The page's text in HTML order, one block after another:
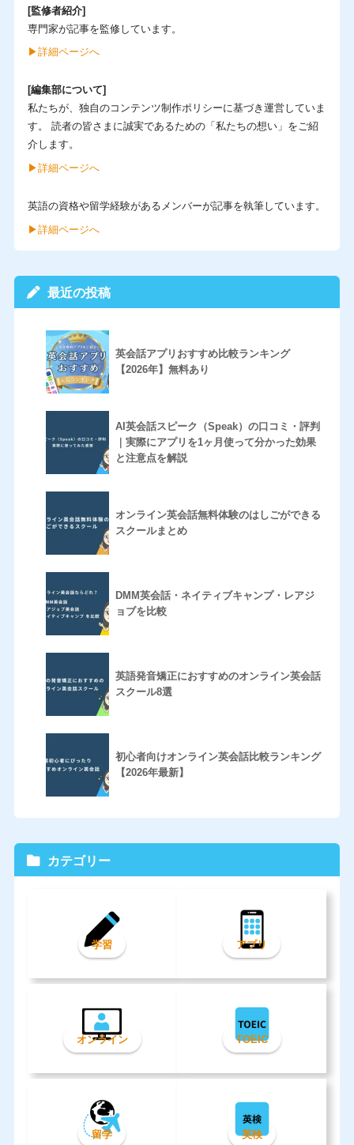
[監修者紹介]
専門家が記事を監修しています。
▶︎詳細ページへ
[編集部について]
私たちが、独自のコンテンツ制作ポリシーに基づき運営していま
す。 読者の皆さまに誠実であるための「私たちの想い」をご紹
介します。
▶︎詳細ページへ
英語の資格や留学経験があるメンバーが記事を執筆しています。
▶︎詳細ページへ
最近の投稿
英会話アプリおすすめ比較ランキング
【2026年】無料あり
AI英会話スピーク（Speak）の口コミ・評判
｜実際にアプリを1ヶ月使って分かった効果
と注意点を解説
オンライン英会話無料体験のはしごができる
スクールまとめ
DMM英会話・ネイティブキャンプ・レアジ
ョブを比較
英語発音矯正におすすめのオンライン英会話
スクール8選
初心者向けオンライン英会話比較ランキング
【2026年最新】
カテゴリー
学習 アプリ
オンライン TOEIC
留学 英検